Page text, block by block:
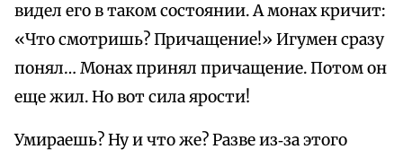
видел его в таком состоянии. А монах кричит:
«Что смотришь? Причащение!» Игумен сразу
понял… Монах принял причащение. Потом он
еще жил. Но вот сила ярости!
Умираешь? Ну и что же? Разве из‑за этого